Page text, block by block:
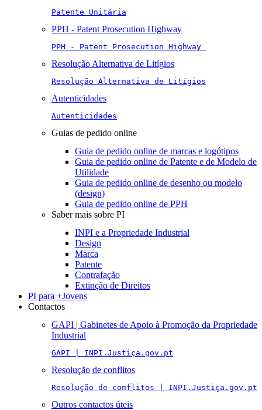
Patente Unitária
PPH - Patent Prosecution Highway
PPH - Patent Prosecution Highway
Resolução Alternativa de Litígios
Resolução Alternativa de Litígios
Autenticidades
Autenticidades
Guias de pedido online
Guia de pedido online de marcas e logótipos
Guia de pedido online de Patente e de Modelo de
Utilidade
Guia de pedido online de desenho ou modelo
(design)
Guia de pedido online de PPH
Saber mais sobre PI
INPI e a Propriedade Industrial
Design
Marca
Patente
Contrafação
Extinção de Direitos
PI para +Jovens
Contactos
GAPI | Gabinetes de Apoio à Promoção da Propriedade
Industrial
GAPI | INPI.Justiça.gov.pt
Resolução de conflitos
Resolução de conflitos | INPI.Justiça.gov.pt
Outros contactos úteis